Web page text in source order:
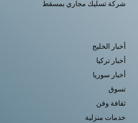
شركة تسليك مجاري بمسقط
أخبار الخليج
أخبار تركيا
أخبار سوريا
تسوق
ثقافة وفن
خدمات منزلية